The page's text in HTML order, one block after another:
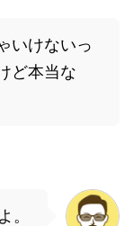
いけないっ
ど本当な
。